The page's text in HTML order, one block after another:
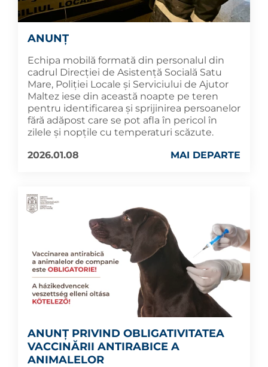
ANUNȚ
Echipa mobilă formată din personalul din
cadrul Direcției de Asistență Socială Satu
Mare, Poliției Locale și Serviciului de Ajutor
Maltez iese din această noapte pe teren
pentru identificarea și sprijinirea persoanelor
fără adăpost care se pot afla în pericol în
zilele și nopțile cu temperaturi scăzute.
2026.01.08
MAI DEPARTE
ANUNȚ PRIVIND OBLIGATIVITATEA
VACCINĂRII ANTIRABICE A
ANIMALELOR